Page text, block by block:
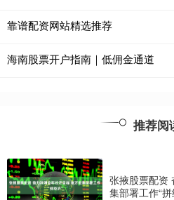
靠谱配资网站精选推荐
海南股票开户指南｜低佣金通道
推荐阅
张掖股票配资
集部署工作“拼